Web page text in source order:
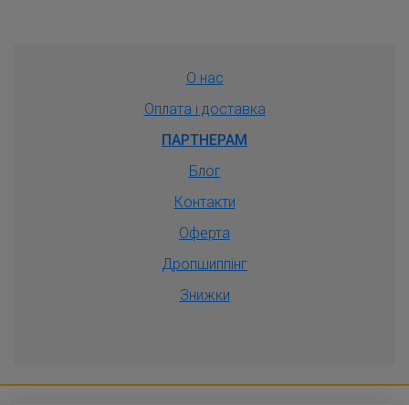
О нас
Оплата і доставка
ПАРТНЕРАМ
Блог
Контакти
Оферта
Дропшиппiнг
Знижки